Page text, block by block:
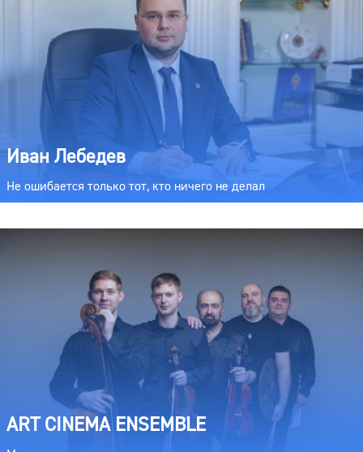
Иван Лебедев
Не ошибается только тот, кто ничего не делал
ART CINEMA ENSEMBLE